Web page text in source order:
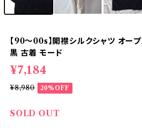
【90～00s】開襟シルクシャツ オー
黒 古着 モード
¥7,184
¥8,980 20%OFF
SOLD OUT